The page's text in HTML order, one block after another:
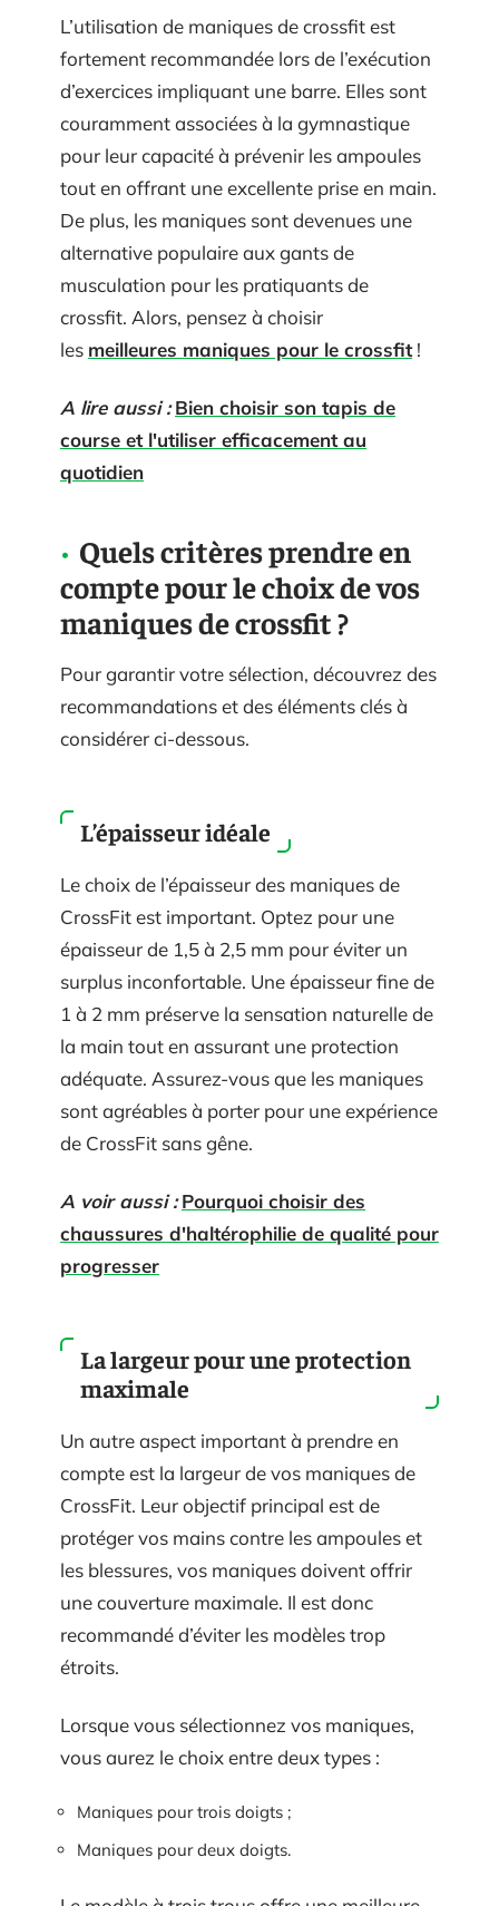
L’utilisation de maniques de crossfit est
fortement recommandée lors de l’exécution
d’exercices impliquant une barre. Elles sont
couramment associées à la gymnastique
pour leur capacité à prévenir les ampoules
tout en offrant une excellente prise en main.
De plus, les maniques sont devenues une
alternative populaire aux gants de
musculation pour les pratiquants de
crossfit. Alors, pensez à choisir
les meilleures maniques pour le crossfit!
A lire aussi : Bien choisir son tapis de
course et l'utiliser efficacement au
quotidien
Quels critères prendre en
compte pour le choix de vos
maniques de crossfit ?
Pour garantir votre sélection, découvrez des
recommandations et des éléments clés à
considérer ci-dessous.
L’épaisseur idéale
Le choix de l’épaisseur des maniques de
CrossFit est important. Optez pour une
épaisseur de 1,5 à 2,5 mm pour éviter un
surplus inconfortable. Une épaisseur fine de
1 à 2 mm préserve la sensation naturelle de
la main tout en assurant une protection
adéquate. Assurez-vous que les maniques
sont agréables à porter pour une expérience
de CrossFit sans gêne.
A voir aussi : Pourquoi choisir des
chaussures d'haltérophilie de qualité pour
progresser
La largeur pour une protection
maximale
Un autre aspect important à prendre en
compte est la largeur de vos maniques de
CrossFit. Leur objectif principal est de
protéger vos mains contre les ampoules et
les blessures, vos maniques doivent offrir
une couverture maximale. Il est donc
recommandé d’éviter les modèles trop
étroits.
Lorsque vous sélectionnez vos maniques,
vous aurez le choix entre deux types :
Maniques pour trois doigts ;
Maniques pour deux doigts.